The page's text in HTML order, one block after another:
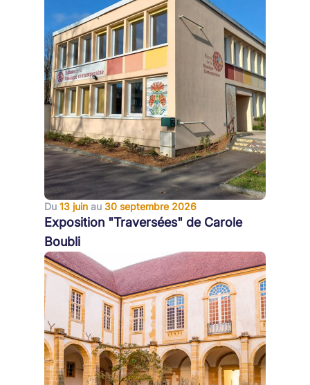
Du 13 juin au 30 septembre 2026
Exposition "Traversées" de Carole
Boubli